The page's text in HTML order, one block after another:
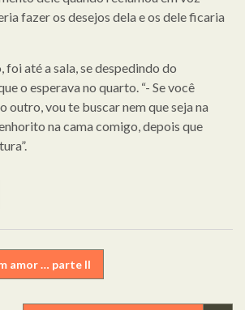
fazer os desejos dela e os dele ficaria
foi até a sala, se despedindo do
o esperava no quarto. “- Se você
outro, vou te buscar nem que seja na
na cama comigo, depois que
amor … parte II